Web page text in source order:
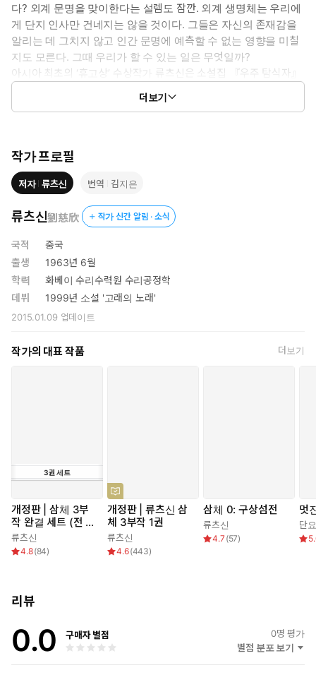
다? 외계 문명을 맞이한다는 설렘도 잠깐. 외계 생명체는 우리에
게 단지 인사만 건네지는 않을 것이다. 그들은 자신의 존재감을
알리는 데 그치지 않고 인간 문명에 예측할 수 없는 영향을 미칠
지도 모른다. 그때 우리가 할 수 있는 일은 무엇일까?
아시아 최초의 ‘휴고상’ 수상작가 류츠신은 소설집 『우주 탐식자』
를 통해 지구 문명이 더 강력한 외계 문명을 맞았을 때 인류가 무엇
국. 그들의 전령사 큰이빨은 유엔에 모여 대책회의를 하는 각국 대표
자 가운데 하나를 삼키고 뼈를 발라낸다. 그리고 곧 들이닥칠 탐식제
국의 존재를 알리며 경고한다. 탐식제국은 지구로 오는 동안 닥치는
대로 행성을 먹어 치우는 식욕을 자랑한다. 그들의 잔혹함에 사람들
이 거칠게 항의하자 “인간이 탐식자만큼 기술력이 있었다면 이보다
진격하는 탐식자 앞에 위태로운 먹잇감이 된 지구. 탐식자는 곧 지
구를 삼키고 다시 장엄한 여정을 떠날 계획을 세운다. 기술적으로
열세에 있는 인간은 과연 어떤 선택을 할 수 있을까?
더보기
작가 프로필
저자 류츠신 번역 김지은
류츠신劉慈欣 작가 신간 알림 · 소식
국적
중국
출생
1963년 6월
학력
화베이 수리수력원 수리공정학
데뷔
1999년 소설 '고래의 노래'
2015.01.09 업데이트
작가의 대표 작품 더보기
3권 세트
개정판 | 삼체 3부
작 완결 세트 (전 3
권)
류츠신
4.8(84)
개정판 | 류츠신 삼
체 3부작 1권
류츠신
4.6(443)
삼체 0: 구상섬전
류츠신
4.7 (57)
멋
단요
리뷰
0.0 구매자 별점 0명 평가
별점 분포 보기